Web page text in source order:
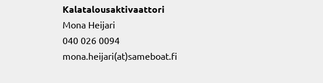
Kalatalousaktivaattori
Mona Heijari
040 026 0094
mona.heijari(at)sameboat.fi